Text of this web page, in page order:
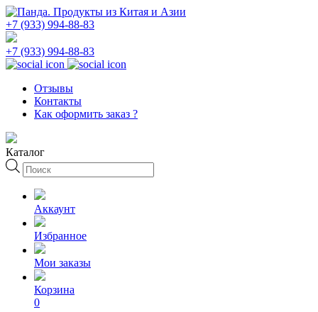
+7 (933) 994-88-83
+7 (933) 994-88-83
Отзывы
Контакты
Как оформить заказ ?
Каталог
Поиск
товаров
Аккаунт
Избранное
Мои заказы
Корзина
0